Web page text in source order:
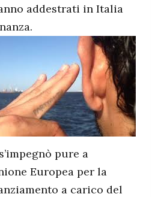
addestrati in Italia
pure a
Europea per la
a carico del